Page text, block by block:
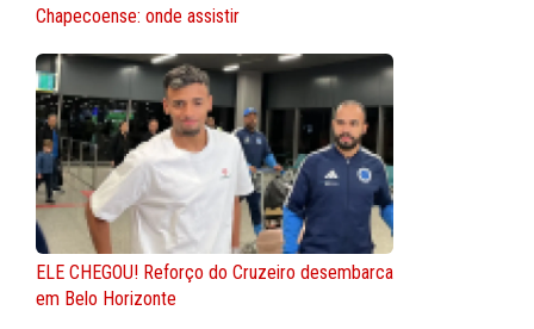
Chapecoense: onde assistir
ELE CHEGOU! Reforço do Cruzeiro desembarca
em Belo Horizonte